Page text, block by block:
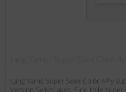
Lang Yarns Super Soxx Color 4Ply
Version SwissLakes. Eine tolle